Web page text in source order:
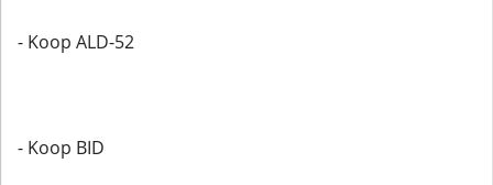
- Koop ALD-52
- Koop BID